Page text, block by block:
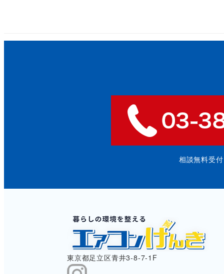
相談無料受
東京都足立区青井3-8-7-1F